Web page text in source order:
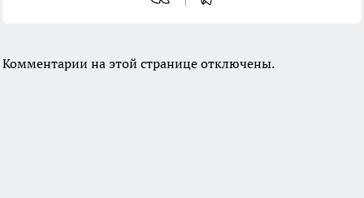
Комментарии на этой странице отключены.